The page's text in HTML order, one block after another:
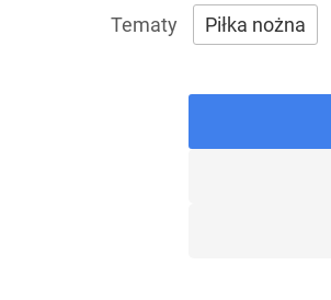
Piłka nożna